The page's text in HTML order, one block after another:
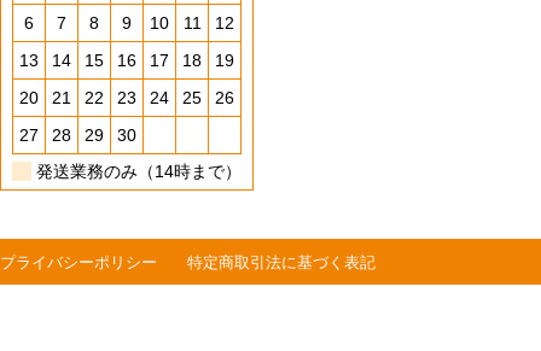
6
7 8 9 10 11
12
13
14 15 16 17 18
19
20
21 22 23 24 25
26
27
28 29
30
発送業務のみ（14時まで）
プライバシーポリシー 特定商取引法に基づく表記